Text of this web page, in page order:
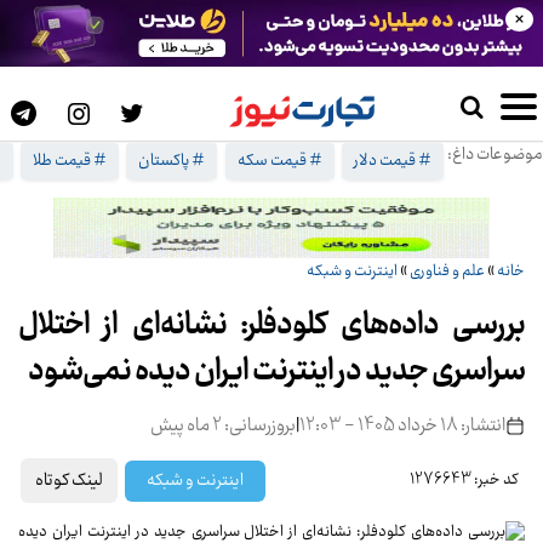
موضوعات داغ: # قیمت دلار # قیمت سکه # پاکستان # قیمت طلا
×
خانه» علم و فناوری» اینترنت و شبکه
بررسی داده‌های کلودفلر: نشانه‌ای از اختلال
سراسری جدید در اینترنت ایران دیده نمی‌شود
انتشار: 18 خرداد 1405 - 12:03 |بروزرسانی: 2 ماه پیش
کد خبر: 1276643 اینترنت و شبکه لینک کوتاه